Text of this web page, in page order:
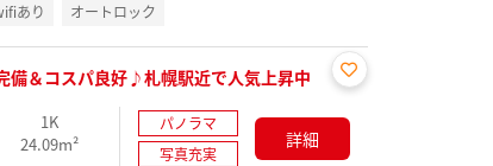
あり オートロック
に入
り登
備＆コスパ良好♪札幌駅近で人気上昇中
1K
24.09m²
パノラマ
写真充実
詳細